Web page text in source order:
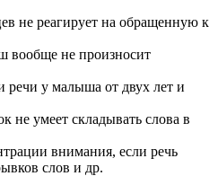
не реагирует на обращенную к
вообще не произносит
речи у малыша от двух лет и
не умеет складывать слова в
внимания, если речь
слов и др.